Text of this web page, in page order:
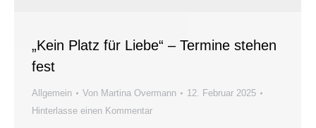
„Kein Platz für Liebe“ – Termine stehen
fest
Allgemein Von Martina Overmann
12. Februar 2025
Hinterlasse einen Kommentar